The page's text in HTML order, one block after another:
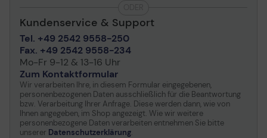
Kundenservice & Support
Tel. +49 2542 9558-250
Fax. +49 2542 9558-234
Mo-Fr 9-12 & 13-16 Uhr
Zum Kontaktformular
Wir verarbeiten Ihre, in diesem Formular eingegebenen,
personenbezogenen Daten ausschließlich für die Beantwortung
bzw. Verarbeitung Ihrer Anfrage. Diese werden dann, wie von
Ihnen angegeben, im Shop angezeigt. Wie wir weitere
personenbezogene Daten verarbeiten entnehmen Sie bitte
unserer Datenschutzerklärung.